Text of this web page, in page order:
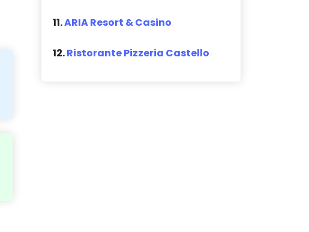
11.ARIA Resort & Casino
12.Ristorante Pizzeria Castello